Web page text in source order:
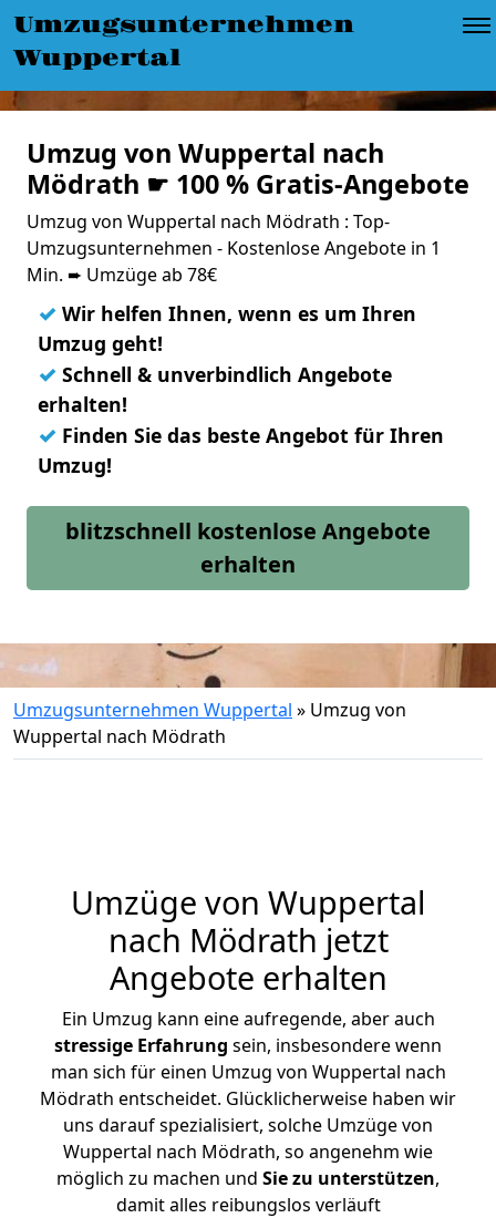
Umzugsunternehmen
Wuppertal
Umzug von Wuppertal nach
Mödrath ☛ 100 % Gratis-Angebote
Umzug von Wuppertal nach Mödrath : Top-
Umzugsunternehmen - Kostenlose Angebote in 1
Min. ➨ Umzüge ab 78€
✓ Wir helfen Ihnen, wenn es um Ihren
Umzug geht!
✓ Schnell & unverbindlich Angebote
erhalten!
✓ Finden Sie das beste Angebot für Ihren
Umzug!
blitzschnell kostenlose Angebote
erhalten
Umzugsunternehmen Wuppertal » Umzug von
Wuppertal nach Mödrath
Umzüge von Wuppertal
nach Mödrath jetzt
Angebote erhalten
Ein Umzug kann eine aufregende, aber auch
stressige Erfahrung sein, insbesondere wenn
man sich für einen Umzug von Wuppertal nach
Mödrath entscheidet. Glücklicherweise haben wir
uns darauf spezialisiert, solche Umzüge von
Wuppertal nach Mödrath, so angenehm wie
möglich zu machen und Sie zu unterstützen,
damit alles reibungslos verläuft